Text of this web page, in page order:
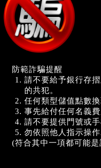
防範詐騙提醒
請不要給予銀行存
的共犯。
任何類型儲值點數換
事先給付任何名義費
請不要提供門號或手
勿依照他人指示操
(符合其中一項都可能是